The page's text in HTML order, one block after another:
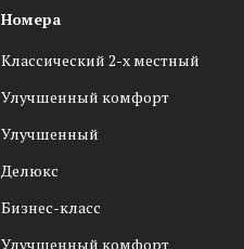
Номера
Классический 2-х местный
Улучшенный комфорт
Улучшенный
Делюкс
Бизнес-класс
Улучшенный комфорт